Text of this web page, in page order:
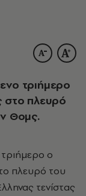
τριήμερο
στο πλευρό
Θομς.
ο
πλευρό του
τενίστας